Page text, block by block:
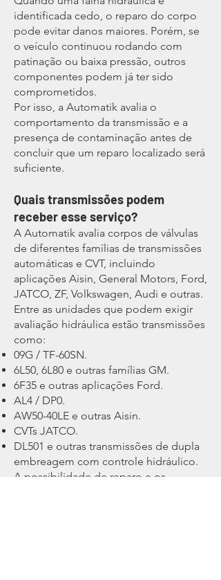
identificada cedo, o reparo do corpo
pode evitar danos maiores. Porém, se
o veículo continuou rodando com
patinação ou baixa pressão, outros
componentes podem já ter sido
comprometidos.
Por isso, a Automatik avalia o
comportamento da transmissão e a
presença de contaminação antes de
concluir que um reparo localizado será
suficiente.
Quais transmissões podem
receber esse serviço?
A Automatik avalia corpos de válvulas
de diferentes famílias de transmissões
automáticas e CVT, incluindo
aplicações Aisin, General Motors, Ford,
JATCO, ZF, Volkswagen, Audi e outras.
Entre as unidades que podem exigir
avaliação hidráulica estão transmissões
como:
09G / TF-60SN.
6L50, 6L80 e outras famílias GM.
6F35 e outras aplicações Ford.
AL4 / DP0.
AW50-40LE e outras Aisin.
CVTs JATCO.
DL501 e outras transmissões de dupla
embreagem com controle hidráulico.
A possibilidade de reparo e os